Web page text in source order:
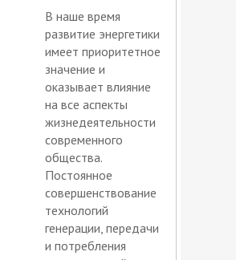
В наше время
развитие энергетики
имеет приоритетное
значение и
оказывает влияние
на все аспекты
жизнедеятельности
современного
общества.
Постоянное
совершенствование
технологий
генерации, передачи
и потребления